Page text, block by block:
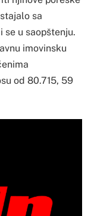
sa
se u saopštenju.
imovinsku
od 80.715, 59